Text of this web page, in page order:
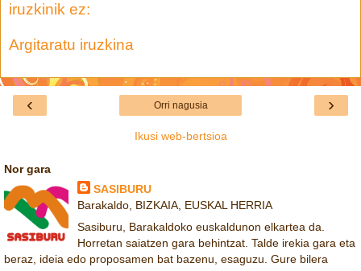
iruzkinik ez:
Argitaratu iruzkina
‹ ›
Orri nagusia
Ikusi web-bertsioa
Nor gara
SASIBURU
Barakaldo, BIZKAIA, EUSKAL HERRIA
Sasiburu, Barakaldoko euskaldunon elkartea da.
Horretan saiatzen gara behintzat. Talde irekia gara eta
beraz, ideia edo proposamen bat bazenu, esaguzu. Gure bilera